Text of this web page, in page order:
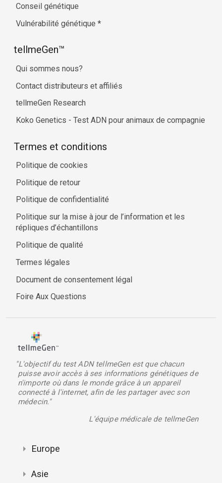
Conseil génétique
Vulnérabilité génétique *
tellmeGen™
Qui sommes nous?
Contact distributeurs et affiliés
tellmeGen Research
Koko Genetics - Test ADN pour animaux de compagnie
Termes et conditions
Politique de cookies
Politique de retour
Politique de confidentialité
Politique sur la mise à jour de l’information et les
répliques d’échantillons
Politique de qualité
Termes légales
Document de consentement légal
Foire Aux Questions
"L'objectif du test ADN tellmeGen est que chacun
puisse avoir accès à ses informations génétiques de
n'importe où dans le monde grâce à un appareil
connecté à l'internet, afin de les partager avec son
médecin."
L'équipe médicale de tellmeGen
Europe
Asie